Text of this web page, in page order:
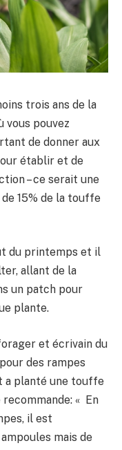
trois ans de la
vous pouvez
de donner aux
établir et de
– ce serait une
15% de la touffe
du printemps et il
allant de la
un patch pour
plante.
et écrivain du
des rampes
a planté une touffe
« En
il est
mais de